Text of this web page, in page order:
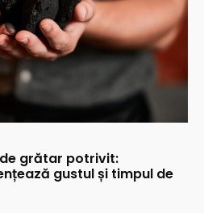
grătar potrivit:
gustul și timpul de